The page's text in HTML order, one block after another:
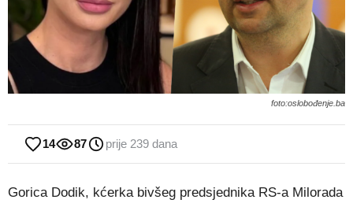
foto:oslobođenje.ba
14 87 prije 239 dana
Gorica Dodik, kćerka bivšeg predsjednika RS-a Milorada